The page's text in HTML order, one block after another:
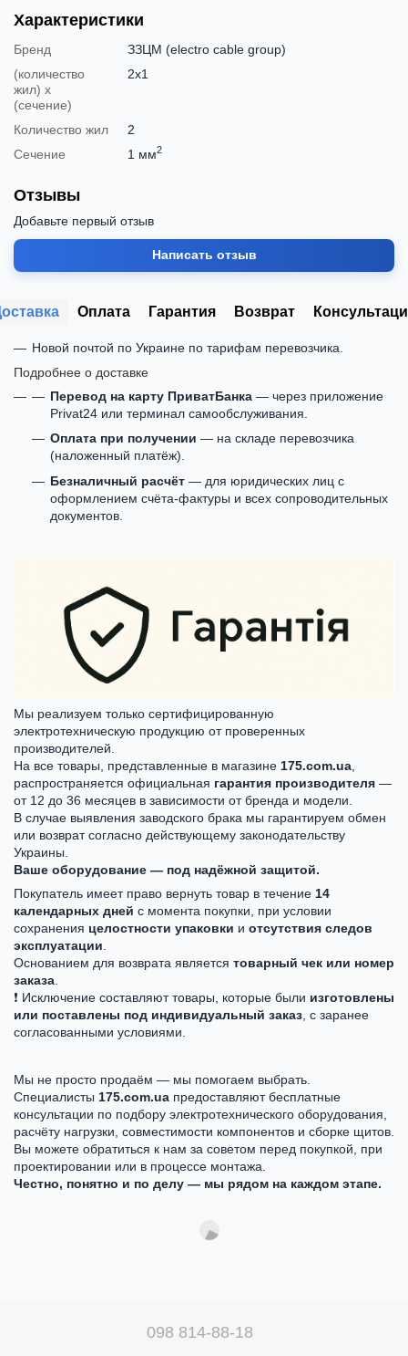
Характеристики
Бренд
ЗЗЦМ (electro cable group)
(количество
жил) х
(сечение)
2х1
Количество жил
2
Сечение
1 мм2
Отзывы
Добавьте первый отзыв
Написать отзыв
Оплата Гарантия Возврат
Новой почтой по Украине по тарифам перевозчика.
Подробнее о доставке
Перевод на карту ПриватБанка — через приложение
Privat24 или терминал самообслуживания.
Оплата при получении — на складе перевозчика
(наложенный платёж).
Безналичный расчёт — для юридических лиц с
оформлением счёта-фактуры и всех сопроводительных
документов.
Мы реализуем только сертифицированную
электротехническую продукцию от проверенных
производителей.
На все товары, представленные в магазине 175.com.ua,
распространяется официальная гарантия производителя —
от 12 до 36 месяцев в зависимости от бренда и модели.
В случае выявления заводского брака мы гарантируем обмен
или возврат согласно действующему законодательству
Украины.
Ваше оборудование — под надёжной защитой.
Покупатель имеет право вернуть товар в течение 14
календарных дней с момента покупки, при условии
сохранения целостности упаковки и отсутствия следов
эксплуатации.
Основанием для возврата является товарный чек или номер
заказа.
❗ Исключение составляют товары, которые были изготовлены
или поставлены под индивидуальный заказ, с заранее
согласованными условиями.
Мы не просто продаём — мы помогаем выбрать.
Специалисты 175.com.ua предоставляют бесплатные
консультации по подбору электротехнического оборудования,
расчёту нагрузки, совместимости компонентов и сборке щитов.
Вы можете обратиться к нам за советом перед покупкой, при
проектировании или в процессе монтажа.
Честно, понятно и по делу — мы рядом на каждом этапе.
098 814-88-18